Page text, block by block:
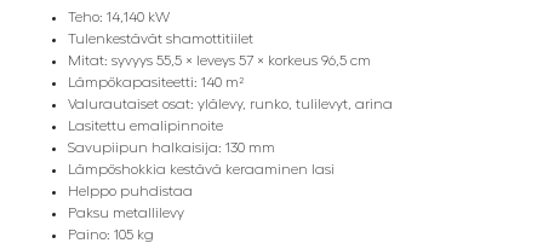
Teho: 14,140 kW
Tulenkestävät shamottitiilet
Mitat: syvyys 55,5 × leveys 57 × korkeus 96,5 cm
Lämpökapasiteetti: 140 m²
Valurautaiset osat: ylälevy, runko, tulilevyt, arina
Lasitettu emalipinnoite
Savupiipun halkaisija: 130 mm
Lämpöshokkia kestävä keraaminen lasi
Helppo puhdistaa
Paksu metallilevy
Paino: 105 kg